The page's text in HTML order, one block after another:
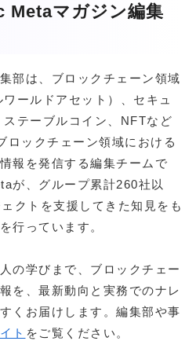
Metaマガジン編集
部は、ブロックチェーン領域
ールドアセット）、セキュ
テーブルコイン、NFTなど
ロックチェーン領域における
報を発信する編集チームで
が、グループ累計260社以
クトを支援してきた知見をも
行っています。
の学びまで、ブロックチェー
を、最新動向と実務でのナレ
くお届けします。編集部や事
ト をご覧ください。